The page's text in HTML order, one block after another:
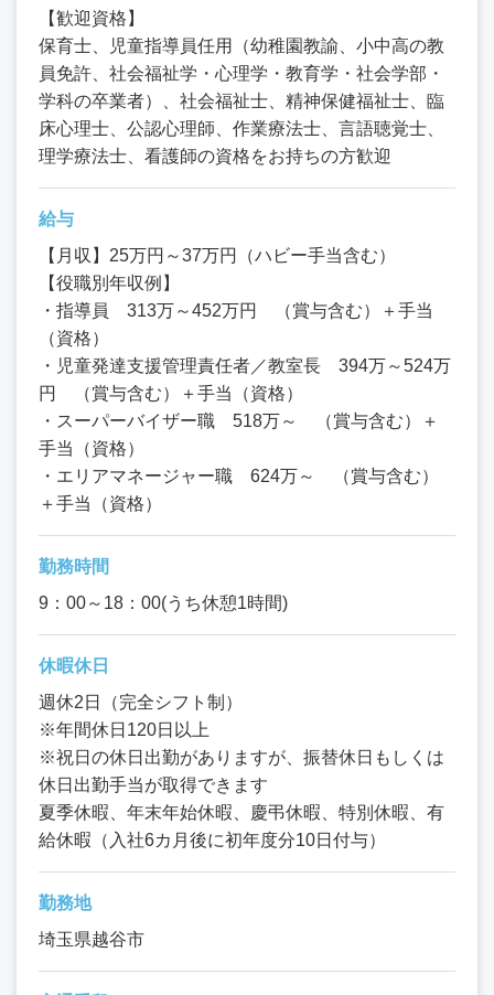
【歓迎資格】
保育士、児童指導員任用（幼稚園教諭、小中高の教
員免許、社会福祉学・心理学・教育学・社会学部・
学科の卒業者）、社会福祉士、精神保健福祉士、臨
床心理士、公認心理師、作業療法士、言語聴覚士、
理学療法士、看護師の資格をお持ちの方歓迎
給与
【月収】25万円～37万円（ハビー手当含む）
【役職別年収例】
・指導員 313万～452万円 （賞与含む）＋手当
（資格）
・児童発達支援管理責任者／教室長 394万～524万
円 （賞与含む）＋手当（資格）
・スーパーバイザー職 518万～ （賞与含む）＋
手当（資格）
・エリアマネージャー職 624万～ （賞与含む）
＋手当（資格）
勤務時間
9：00～18：00(うち休憩1時間)
休暇休日
週休2日（完全シフト制）
※年間休日120日以上
※祝日の休日出勤がありますが、振替休日もしくは
休日出勤手当が取得できます
夏季休暇、年末年始休暇、慶弔休暇、特別休暇、有
給休暇（入社6カ月後に初年度分10日付与）
勤務地
埼玉県越谷市